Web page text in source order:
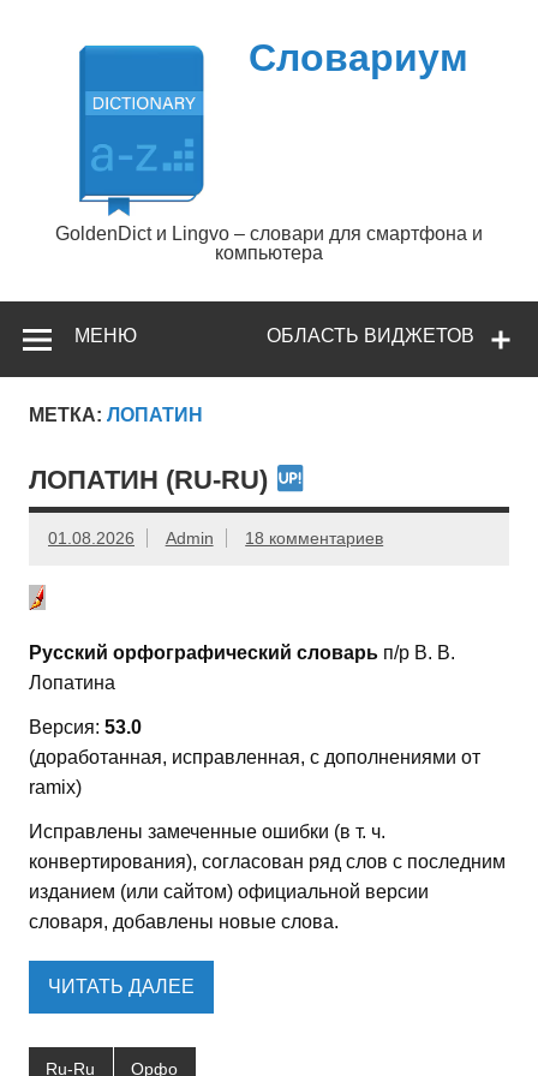
содержимому
Словариум
GoldenDict и Lingvo – словари для смартфона и
компьютера
ОБЛАСТЬ ВИДЖЕТОВ
МЕНЮ
МЕТКА: ЛОПАТИН
ЛОПАТИН (RU-RU)
01.08.2026 Admin 18 комментариев
Русский орфографический словарь п/р В. В.
Лопатина
Версия: 53.0
(доработанная, исправленная, с дополнениями от
ramix)
Исправлены замеченные ошибки (в т. ч.
конвертирования), согласован ряд слов с последним
изданием (или сайтом) официальной версии
словаря, добавлены новые слова.
ЧИТАТЬ ДАЛЕЕ
Ru-Ru Орфо